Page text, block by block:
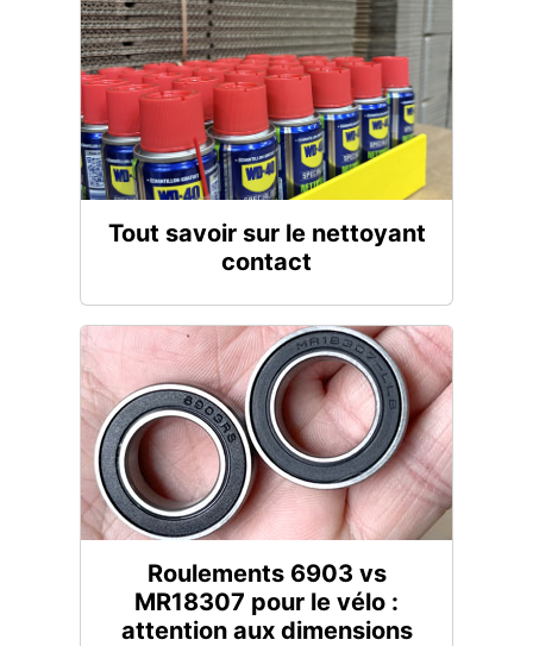
Tout savoir sur le nettoyant
contact
Roulements 6903 vs
MR18307 pour le vélo :
attention aux dimensions